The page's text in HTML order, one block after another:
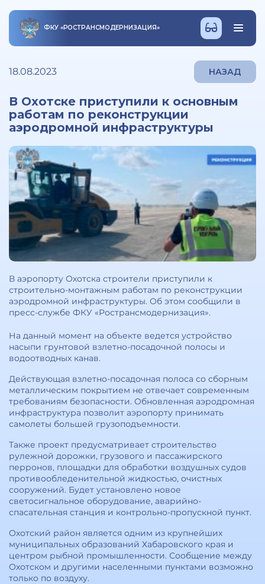
ФКУ «РОСТРАНСМОДЕРНИЗАЦИЯ»
18.08.2023 НАЗАД
В Охотске приступили к основным
работам по реконструкции
аэродромной инфраструктуры
В аэропорту Охотска строители приступили к
строительно-монтажным работам по реконструкции
аэродромной инфраструктуры. Об этом сообщили в
пресс-службе ФКУ «Ространсмодернизация».
На данный момент на объекте ведется устройство
насыпи грунтовой взлетно-посадочной полосы и
водоотводных канав.
Действующая взлетно-посадочная полоса со сборным
металлическим покрытием не отвечает современным
требованиям безопасности. Обновленная аэродромная
инфраструктура позволит аэропорту принимать
самолеты большей грузоподъемности.
Также проект предусматривает строительство
рулежной дорожки, грузового и пассажирского
перронов, площадки для обработки воздушных судов
противообледенительной жидкостью, очистных
сооружений. Будет установлено новое
светосигнальное оборудование, аварийно-
спасательная станция и контрольно-пропускной пункт.
Охотский район является одним из крупнейших
муниципальных образований Хабаровского края и
центром рыбной промышленности. Сообщение между
Охотском и другими населенными пунктами возможно
только по воздуху.